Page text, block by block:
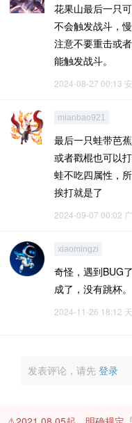
花果山最后一只
不会触发战斗，
注意不要重击或
能触发战斗。
2024-08-27 00:13
mianbao921
最后一只蛙带芭
或者戳棍也可以
蛙不吃四属性，
挨打就是了
2024-09-07 00:02
xiaomingzi
奇怪，遇到BUG
成了，没有跳杯。
2024-11-26 18:12
发表评论，请先 登录